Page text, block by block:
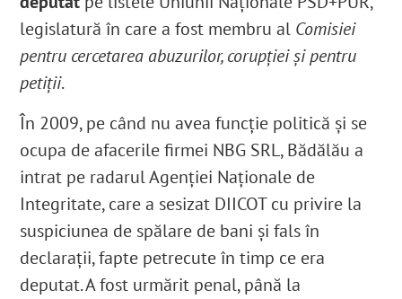
legislatură în care a fost membru al Comisiei
pentru cercetarea abuzurilor, corupţiei şi pentru
petiţii.
În 2009, pe când nu avea funcție politică și se
ocupa de afacerile firmei NBG SRL,Bădălău a
intrat pe radarul Agenției Naționale de
Integritate, care a sesizat DIICOT cu privire la
suspiciunea de spălare de bani și fals în
declarații, fapte petrecute în timp ce era
deputat.A fost urmărit penal, până la